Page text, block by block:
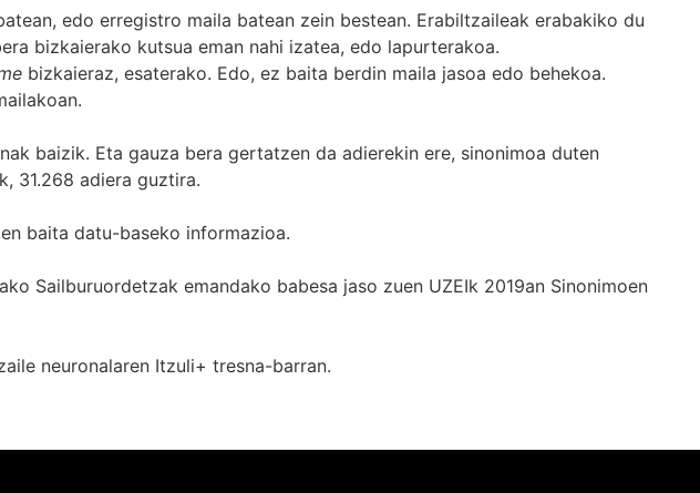
edo erregistro maila batean zein bestean. Erabiltzaileak erabakiko du
bizkaierako kutsua eman nahi izatea, edo lapurterakoa.
bizkaieraz, esaterako. Edo, ez baita berdin maila jasoa edo behekoa.
baizik. Eta gauza bera gertatzen da adierekin ere, sinonimoa duten
31.268 adiera guztira.
baita datu-baseko informazioa.
Sailburuordetzak emandako babesa jaso zuen UZEIk 2019an Sinonimoen
neuronalaren Itzuli+ tresna-barran.